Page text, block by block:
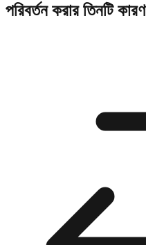
পরিবর্তন করার তিনটি কারণ